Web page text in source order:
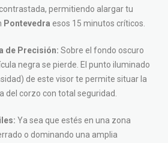
permitiendo alargar tu
Pontevedra esos 15 minutos críticos.
de Precisión: Sobre el fondo oscuro
negra se pierde. El punto iluminado
de este visor te permite situar la
del corzo con total seguridad.
Ya sea que estés en una zona
o dominando una amplia